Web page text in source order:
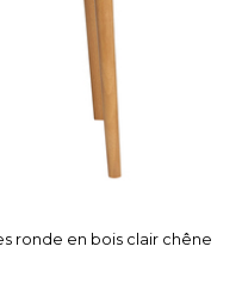
ronde en bois clair chêne